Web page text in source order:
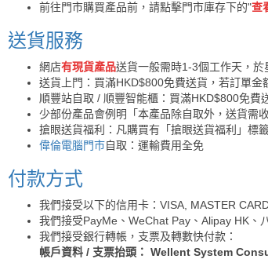
前往門市購買產品前，請點擊門市庫存下的"查
送貨服務
網店有現貨產品送貨一般需時1-3個工作天，
送貨上門：買滿HKD$800免費送貨，若訂單
順豐站自取 / 順豐智能櫃：買滿HKD$800免
少部份產品會例明「本產品除自取外，送貨需
搶眼送貨福利：凡購買有「搶眼送貨福利」標
偉倫電腦門市自取：運輸費用全免
付款方式
我們接受以下的信用卡：VISA, MASTER
我們接受PayMe、WeChat Pay、Alipay HK、
我們接受銀行轉帳，支票及轉數快付款：
帳戶資料 / 支票抬頭： Wellent System